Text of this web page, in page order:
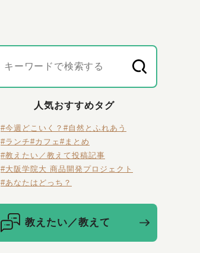
人気おすすめタグ
#今週どこいく？ #自然とふれあう
#ランチ#カフェ #まとめ
#教えたい／教えて投稿記事
#大阪学院大 商品開発プロジェクト
#あなたはどっち？
教えたい／教えて